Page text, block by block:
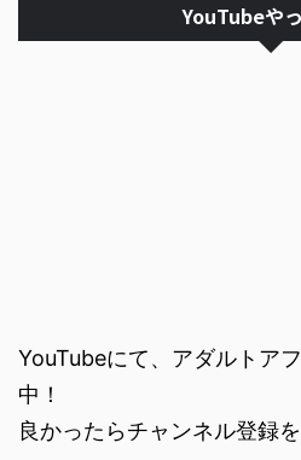
YouTubeや
YouTubeにて、アダルトア
中！
良かったらチャンネル登録